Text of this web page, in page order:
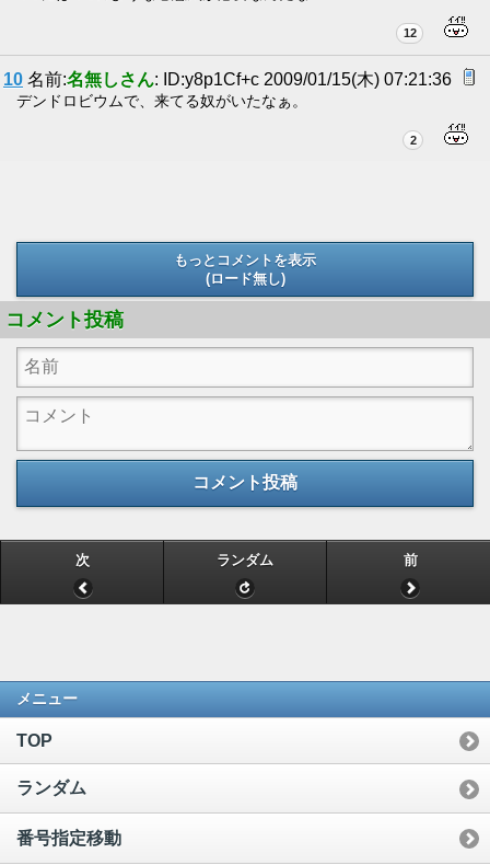
12
10 名前:名無しさん: ID:y8p1Cf+c 2009/01/15(木) 07:21:36
デンドロビウムで、来てる奴がいたなぁ。
2
もっとコメントを表示
(ロード無し)
コメント投稿
コメント投稿
次 ランダム 前
メニュー
TOP
ランダム
番号指定移動